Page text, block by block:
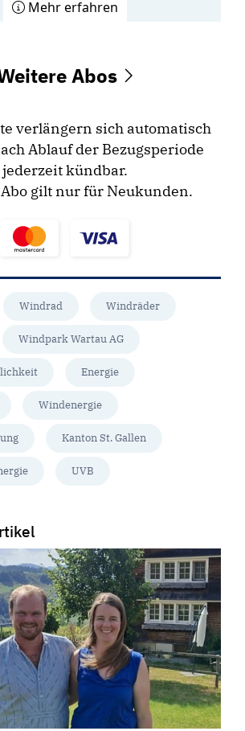
Mehr erfahren
Abos
verlängern sich automatisch
Ablauf der Bezugsperiode
jederzeit kündbar.
Abo gilt nur für Neukunden.
Windrad Windräder
Windpark Wartau AG
Energie
Windenergie
Kanton St. Gallen
UVB